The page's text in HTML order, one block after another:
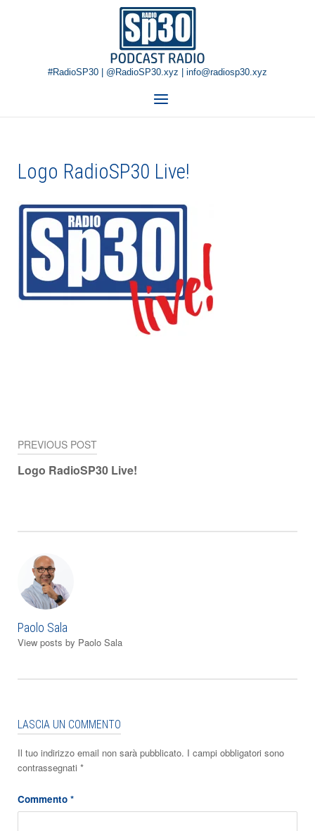
Home
#RadioSP30 | @RadioSP30.xyz | info@radiosp30.xyz
Menu
Logo RadioSP30 Live!
Navigazione
articoli
PREVIOUS POST
Logo RadioSP30 Live!
Paolo Sala
View posts by Paolo Sala
LASCIA UN COMMENTO
Il tuo indirizzo email non sarà pubblicato. I campi obbligatori sono
contrassegnati *
Commento *